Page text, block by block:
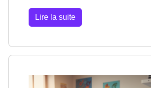
Lire la suite